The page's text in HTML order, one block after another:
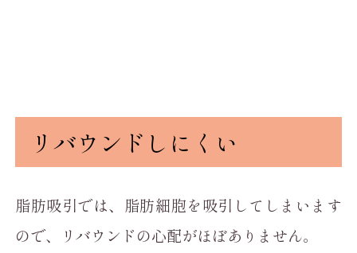
リバウンドしにくい
脂肪吸引では、脂肪細胞を吸引してしまいます
ので、リバウンドの心配がほぼありません。